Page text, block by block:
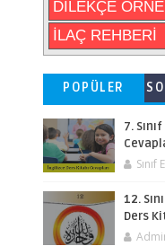
DİLEKÇE
İLAÇ REHBERİ
POPÜLER
7.
Sınıf
12.
Ders